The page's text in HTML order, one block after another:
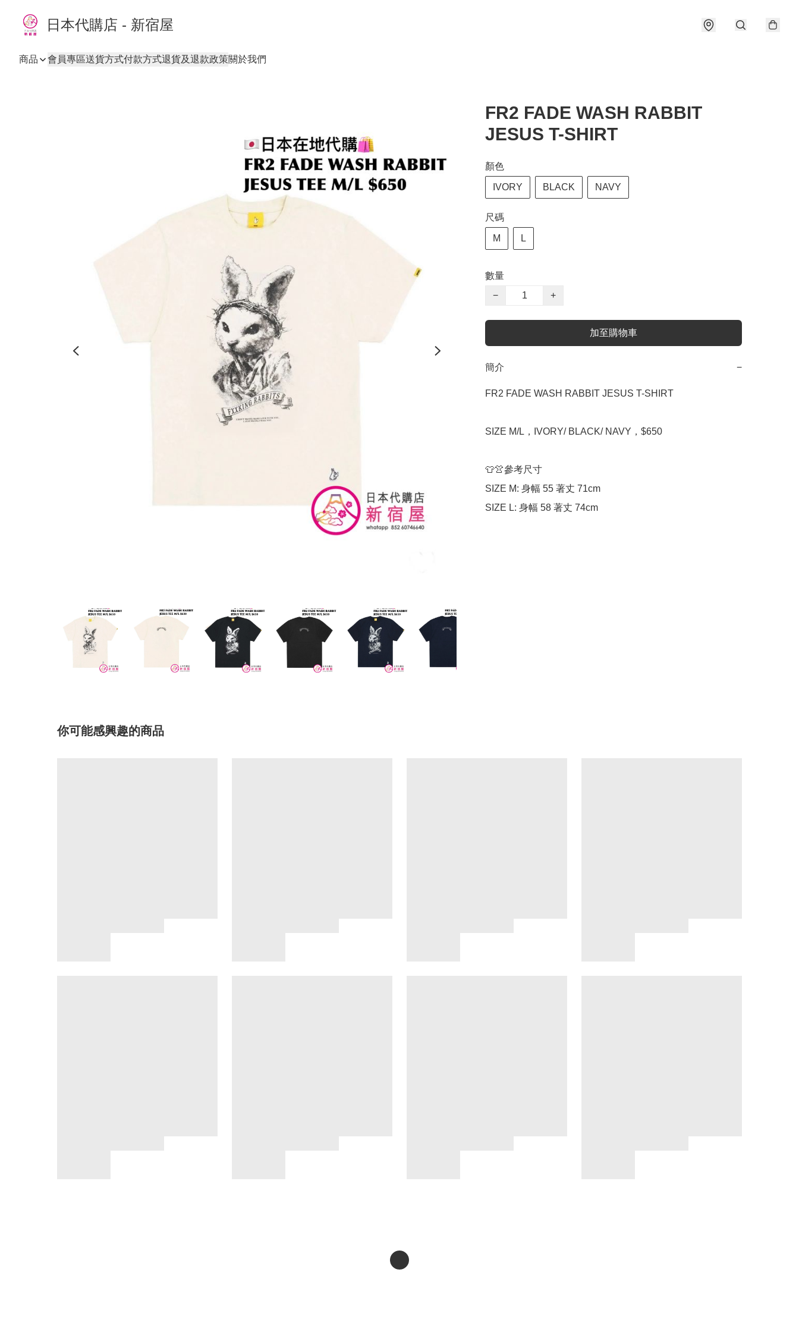
日本代購店 - 新宿屋
商品 會員專區送貨方式付款方式退貨及退款政策關於我們
FR2 FADE WASH RABBIT
JESUS T-SHIRT
顏色
IVORY BLACK NAVY
尺碼
M L
數量
−
+
加至購物車
簡介 −
FR2 FADE WASH RABBIT JESUS T-SHIRT
SIZE M/L，IVORY/ BLACK/ NAVY，$650
👕👚參考尺寸
SIZE M: 身幅 55 著丈 71cm
SIZE L: 身幅 58 著丈 74cm
你可能感興趣的商品